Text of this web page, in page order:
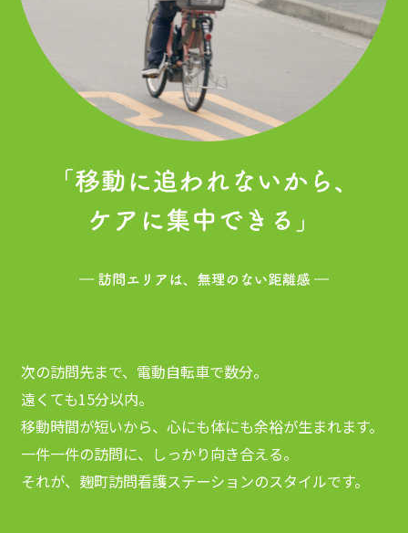
次の訪問先まで、電動自転車で数分。
遠くても15分以内。
移動時間が短いから、心にも体にも余裕が生まれます。
一件一件の訪問に、しっかり向き合える。
それが、麹町訪問看護ステーションのスタイルです。